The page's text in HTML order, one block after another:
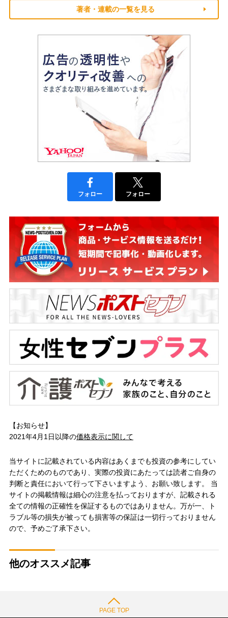
著者・連載の一覧を見る
フォロー フォロー
【お知らせ】
2021年4月1日以降の価格表示に関して
当サイトに記載されている内容はあくまでも投資の参考にしてい
ただくためのものであり、実際の投資にあたっては読者ご自身の
判断と責任において行って下さいますよう、お願い致します。 当
サイトの掲載情報は細心の注意を払っておりますが、記載される
全ての情報の正確性を保証するものではありません。万が一、ト
ラブル等の損失が被っても損害等の保証は一切行っておりません
ので、予めご了承下さい。
他のオススメ記事
PAGE TOP